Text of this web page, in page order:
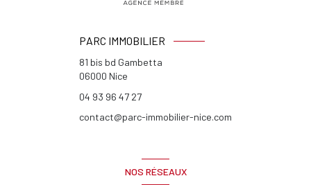
PARC IMMOBILIER
81 bis bd Gambetta
06000 Nice
04 93 96 47 27
contact@parc-immobilier-nice.com
NOS RÉSEAUX